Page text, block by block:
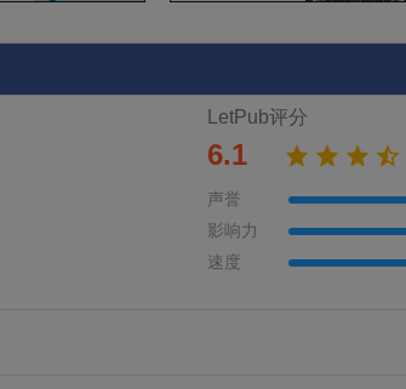
LetPub评分
6.1
声誉
影响力
速度